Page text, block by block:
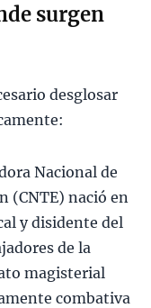
surgen
desglosar
Nacional de
(CNTE) nació en
y disidente del
de la
magisterial
combativa